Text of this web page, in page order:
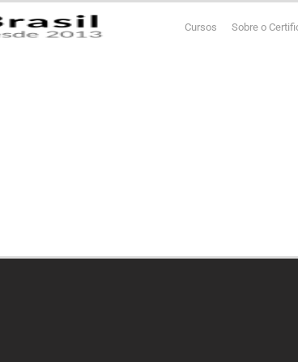
Cursos Sobre o